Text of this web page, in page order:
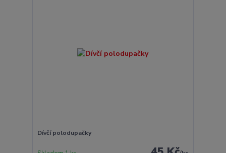
Dívčí polodupačky